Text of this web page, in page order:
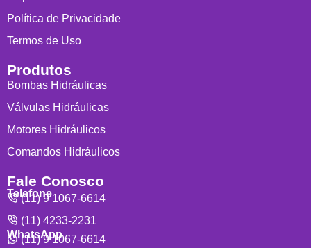
Política de Privacidade
Termos de Uso
Produtos
Bombas Hidráulicas
Válvulas Hidráulicas
Motores Hidráulicos
Comandos Hidráulicos
Fale Conosco
Telefone
(11) 9 1067-6614
(11) 4233-2231
WhatsApp
(11) 9 1067-6614